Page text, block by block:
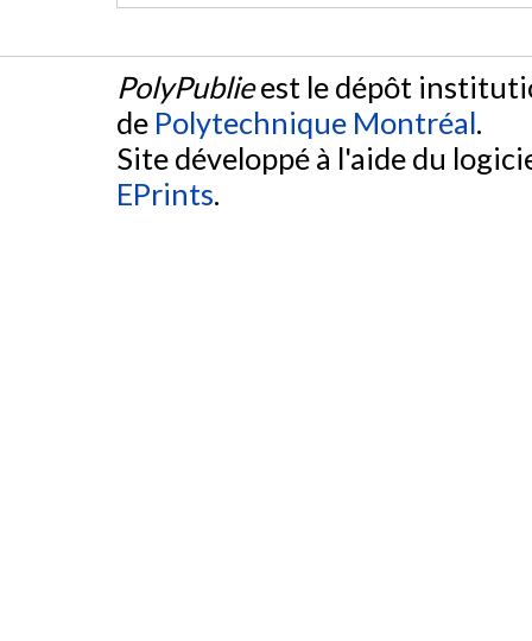
PolyPublieest le dépôt
de Polytechnique Montréal.
Site développé à l'aide du
EPrints.